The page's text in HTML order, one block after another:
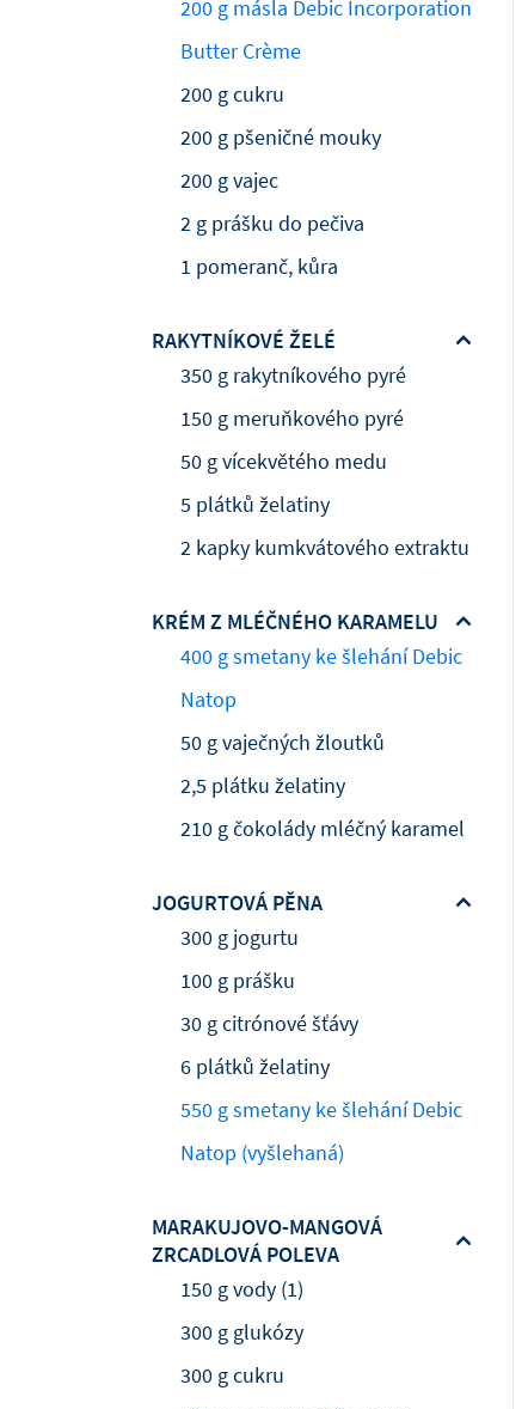
200 g másla Debic Incorporation
Butter Crème
200 g cukru
200 g pšeničné mouky
200 g vajec
2 g prášku do pečiva
1 pomeranč, kůra
RAKYTNÍKOVÉ ŽELÉ
350 g rakytníkového pyré
150 g meruňkového pyré
50 g vícekvětého medu
5 plátků želatiny
2 kapky kumkvátového extraktu
KRÉM Z MLÉČNÉHO KARAMELU
400 g smetany ke šlehání Debic
Natop
50 g vaječných žloutků
2,5 plátku želatiny
210 g čokolády mléčný karamel
JOGURTOVÁ PĚNA
300 g jogurtu
100 g prášku
30 g citrónové šťávy
6 plátků želatiny
550 g smetany ke šlehání Debic
Natop (vyšlehaná)
MARAKUJOVO-MANGOVÁ
ZRCADLOVÁ POLEVA
150 g vody (1)
300 g glukózy
300 g cukru